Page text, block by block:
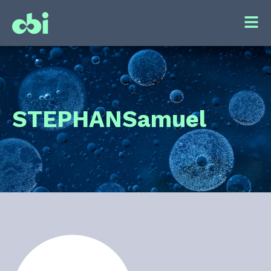
STEPHANSamuel